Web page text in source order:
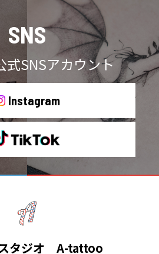
SNS
SNSアカウント
Instagram
タジオ A-tattoo